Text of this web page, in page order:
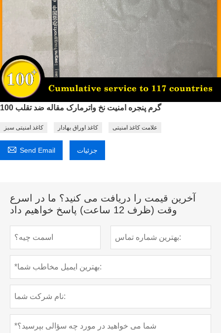
100 گرم پنجره امنیت نخ واترمارک مقاله ضد تقلب
کاغذ امنیتی سبز کاغذ اوراق بهادار علامت کاغذ امنیتی
 Send Email جزئیات
آخرین قیمت را دریافت می کنید؟ ما در اسرع
وقت (ظرف 12 ساعت) پاسخ خواهیم داد